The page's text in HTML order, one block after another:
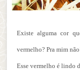
Existe alguma cor
vermelho? Pra mim
Esse vermelho é lindo